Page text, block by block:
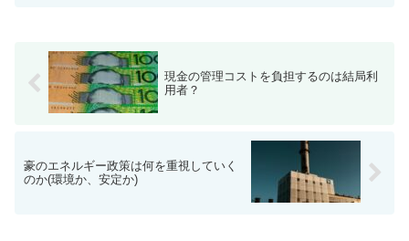
現金の管理コストを負担するのは結局利
用者？
豪のエネルギー政策は何を重視していく
のか(環境か、安定か)